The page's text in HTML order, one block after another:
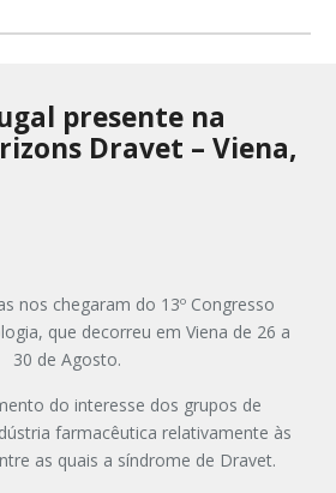
presente na
Dravet – Viena,
nos chegaram do 13º Congresso
que decorreu em Viena de 26 a
30 de Agosto.
do interesse dos grupos de
farmacêutica relativamente às
as quais a síndrome de Dravet.